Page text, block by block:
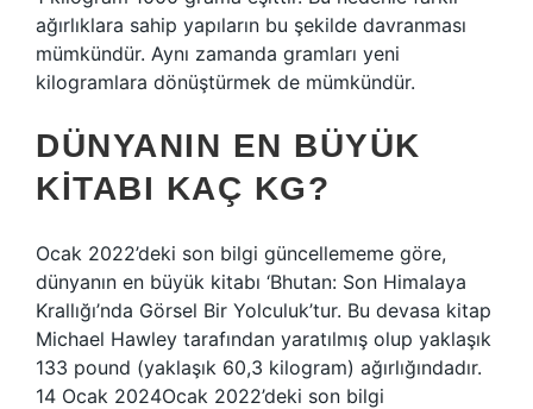
ağırlıklara sahip yapıların bu şekilde davranması
mümkündür. Aynı zamanda gramları yeni
kilogramlara dönüştürmek de mümkündür.
DÜNYANIN EN BÜYÜK
KITABI KAÇ KG?
Ocak 2022’deki son bilgi güncellememe göre,
dünyanın en büyük kitabı ‘Bhutan: Son Himalaya
Krallığı’nda Görsel Bir Yolculuk’tur. Bu devasa kitap
Michael Hawley tarafından yaratılmış olup yaklaşık
133 pound (yaklaşık 60,3 kilogram) ağırlığındadır.
14 Ocak 2024Ocak 2022’deki son bilgi